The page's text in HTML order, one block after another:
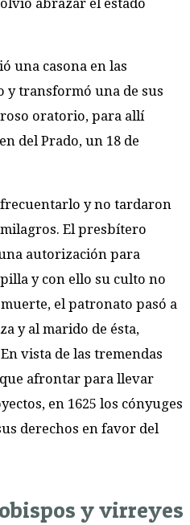
abrazar el estado
una casona en las
y transformó una de sus
oratorio, para allí
del Prado, un 18 de
y no tardaron
El presbítero
autorización para
y con ello su culto no
el patronato pasó a
y al marido de ésta,
vista de las tremendas
afrontar para llevar
en 1625 los cónyuges
derechos en favor del
y virreyes